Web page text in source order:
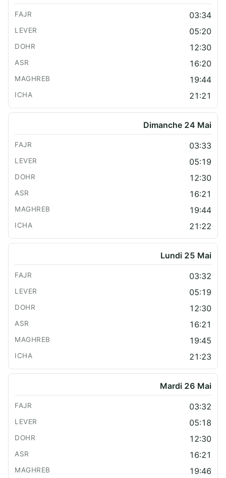
03:34
05:20
12:30
16:20
19:44
21:21
Dimanche 24 Mai
03:33
05:19
12:30
16:21
19:44
21:22
Lundi 25 Mai
03:32
05:19
12:30
16:21
19:45
21:23
Mardi 26 Mai
03:32
05:18
12:30
16:21
19:46